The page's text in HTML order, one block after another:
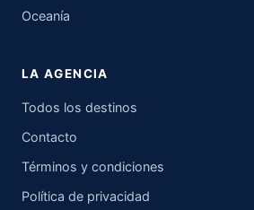
Oceanía
LA AGENCIA
Todos los destinos
Contacto
Términos y condiciones
Política de privacidad